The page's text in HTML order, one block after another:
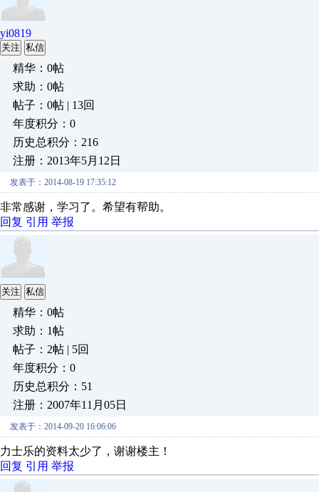
yi0819
关注 私信
精华：0帖
求助：0帖
帖子：0帖 | 13回
年度积分：0
历史总积分：216
注册：2013年5月12日
发表于：2014-08-19 17:35:12
非常感谢，学习了。希望有帮助。
回复 引用 举报
关注 私信
精华：0帖
求助：1帖
帖子：2帖 | 5回
年度积分：0
历史总积分：51
注册：2007年11月05日
发表于：2014-09-20 16:06:06
力士乐的资料太少了，谢谢楼主！
回复 引用 举报